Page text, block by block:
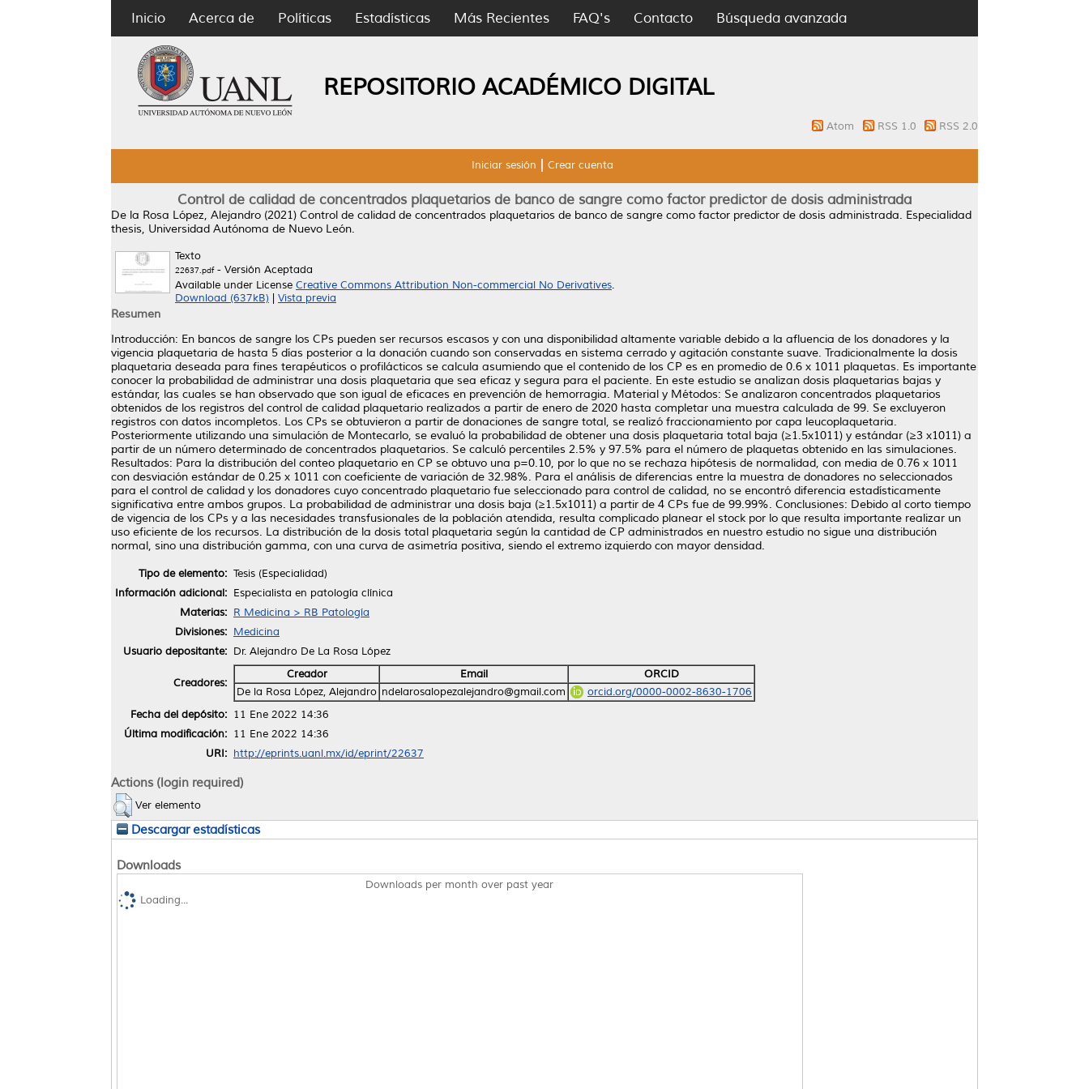
Inicio Acerca de Políticas Estadísticas Más Recientes FAQ's Contacto Búsqueda avanzada
REPOSITORIO ACADÉMICO DIGITAL
Atom RSS 1.0 RSS 2.0
Iniciar sesión Crear cuenta
Control de calidad de concentrados plaquetarios de banco de sangre como factor predictor de dosis administrada
De la Rosa López, Alejandro (2021) Control de calidad de concentrados plaquetarios de banco de sangre como factor predictor de dosis administrada. Especialidad
thesis, Universidad Autónoma de Nuevo León.
Texto
22637.pdf- Versión Aceptada
Available under License Creative Commons Attribution Non-commercial No Derivatives.
Download (637kB)
Vista previa
Resumen
Introducción: En bancos de sangre los CPs pueden ser recursos escasos y con una disponibilidad altamente variable debido a la afluencia de los donadores y la
vigencia plaquetaria de hasta 5 días posterior a la donación cuando son conservadas en sistema cerrado y agitación constante suave. Tradicionalmente la dosis
plaquetaria deseada para fines terapéuticos o profilácticos se calcula asumiendo que el contenido de los CP es en promedio de 0.6 x 1011 plaquetas. Es importante
conocer la probabilidad de administrar una dosis plaquetaria que sea eficaz y segura para el paciente. En este estudio se analizan dosis plaquetarias bajas y
estándar, las cuales se han observado que son igual de eficaces en prevención de hemorragia. Material y Métodos: Se analizaron concentrados plaquetarios
obtenidos de los registros del control de calidad plaquetario realizados a partir de enero de 2020 hasta completar una muestra calculada de 99. Se excluyeron
registros con datos incompletos. Los CPs se obtuvieron a partir de donaciones de sangre total, se realizó fraccionamiento por capa leucoplaquetaria.
Posteriormente utilizando una simulación de Montecarlo, se evaluó la probabilidad de obtener una dosis plaquetaria total baja (≥1.5x1011) y estándar (≥3 x1011) a
partir de un número determinado de concentrados plaquetarios. Se calculó percentiles 2.5% y 97.5% para el número de plaquetas obtenido en las simulaciones.
Resultados: Para la distribución del conteo plaquetario en CP se obtuvo una p=0.10, por lo que no se rechaza hipótesis de normalidad, con media de 0.76 x 1011
con desviación estándar de 0.25 x 1011 con coeficiente de variación de 32.98%. Para el análisis de diferencias entre la muestra de donadores no seleccionados
para el control de calidad y los donadores cuyo concentrado plaquetario fue seleccionado para control de calidad, no se encontró diferencia estadísticamente
significativa entre ambos grupos. La probabilidad de administrar una dosis baja (≥1.5x1011) a partir de 4 CPs fue de 99.99%. Conclusiones: Debido al corto tiempo
de vigencia de los CPs y a las necesidades transfusionales de la población atendida, resulta complicado planear el stock por lo que resulta importante realizar un
uso eficiente de los recursos. La distribución de la dosis total plaquetaria según la cantidad de CP administrados en nuestro estudio no sigue una distribución
normal, sino una distribución gamma, con una curva de asimetría positiva, siendo el extremo izquierdo con mayor densidad.
Tipo de elemento: Tesis (Especialidad)
Información adicional: Especialista en patología clínica
Materias: R Medicina > RB Patología
Divisiones: Medicina
Usuario depositante: Dr. Alejandro De La Rosa López
Creadores:
Creador Email
ORCID
De la Rosa López, Alejandro ndelarosalopezalejandro@gmail.com
orcid.org/0000-0002-8630-1706
Fecha del depósito: 11 Ene 2022 14:36
Última modificación: 11 Ene 2022 14:36
URI: http://eprints.uanl.mx/id/eprint/22637
Actions (login required)
Ver elemento
Descargar estadísticas
Downloads
Downloads per month over past year
Loading...